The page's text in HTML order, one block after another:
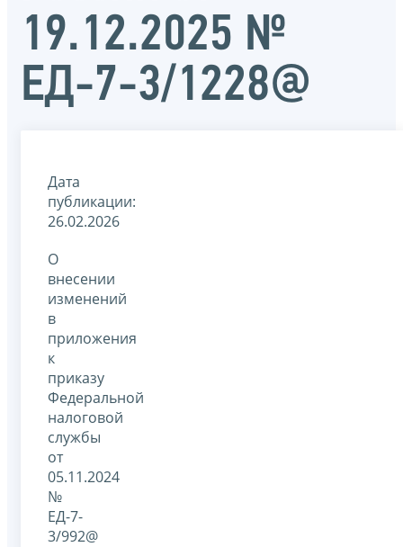
19.12.2025 №
ЕД-7-3/1228@
Дата
публикации:
26.02.2026
О
внесении
изменений
в
приложения
к
приказу
Федеральной
налоговой
службы
от
05.11.2024
№
ЕД-7-
3/992@